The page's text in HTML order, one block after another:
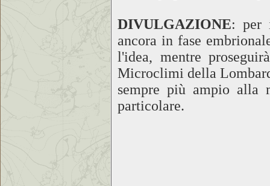
DIVULGAZIONE: per
ancora in fase
l'idea, mentre
Microclimi della
sempre più ampio alla
particolare.